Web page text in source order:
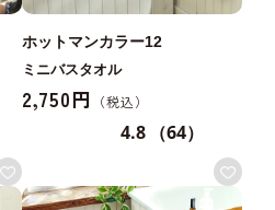
ホットマンカラー12
ミニバスタオル
2,750円
4.8 （64）